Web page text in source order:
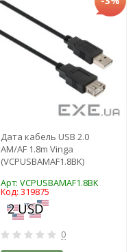
Дата кабель USB 2.0
AM/AF 1.8m Vinga
(VCPUSBAMAF1.8BK)
Арт: VCPUSBAMAF1.8BK
Код: 319875
0